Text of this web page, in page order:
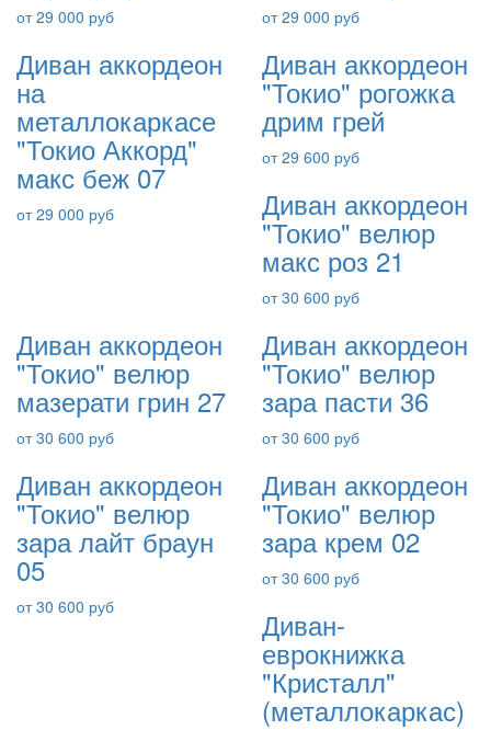
от 29 000 руб от 29 000 руб
Диван аккордеон
на
металлокаркасе
"Токио Аккорд"
макс беж 07
от 29 000 руб
Диван аккордеон
"Токио" рогожка
дрим грей
от 29 600 руб
Диван аккордеон
"Токио" велюр
макс роз 21
от 30 600 руб
Диван аккордеон
"Токио" велюр
мазерати грин 27
от 30 600 руб
Диван аккордеон
"Токио" велюр
зара пасти 36
от 30 600 руб
Диван аккордеон
"Токио" велюр
зара лайт браун
05
от 30 600 руб
Диван аккордеон
"Токио" велюр
зара крем 02
от 30 600 руб
Диван-
еврокнижка
"Кристалл"
(металлокаркас)